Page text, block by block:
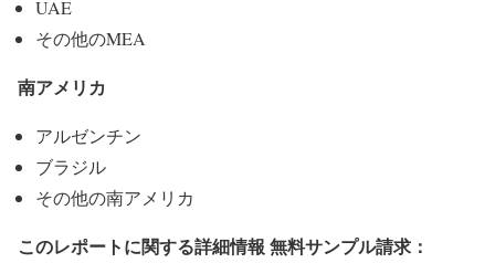
UAE
その他のMEA
南アメリカ
アルゼンチン
ブラジル
その他の南アメリカ
このレポートに関する詳細情報 無料サンプル請求：